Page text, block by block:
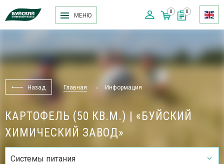
МЕНЮ
0 0
Назад Главная Информация
КАРТОФЕЛЬ (50 КВ.М.) | «БУЙСКИЙ
ХИМИЧЕСКИЙ ЗАВОД»
Системы питания